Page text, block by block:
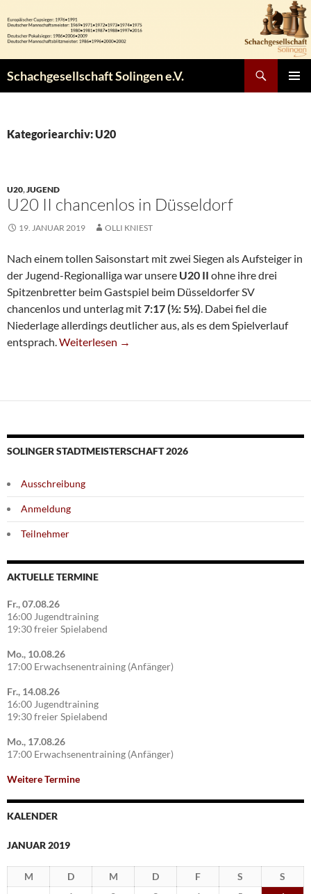
Inhalt
springen
Schachgesellschaft Solingen e.V.
Kategoriearchiv: U20
U20,JUGEND
U20 II chancenlos in Düsseldorf
19. JANUAR 2019 OLLI KNIEST
Nach einem tollen Saisonstart mit zwei Siegen als Aufsteiger in
der Jugend-Regionalliga war unsere U20 II ohne ihre drei
Spitzenbretter beim Gastspiel beim Düsseldorfer SV
chancenlos und unterlag mit7:17 (½: 5½). Dabei fiel die
Niederlage allerdings deutlicher aus, als es dem Spielverlauf
entsprach.U20 II Chancenlos In Düsseldorf
Weiterlesen →
SOLINGER STADTMEISTERSCHAFT 2026
Ausschreibung
Anmeldung
Teilnehmer
AKTUELLE TERMINE
Fr., 07.08.26
16:00 Jugendtraining
19:30 freier Spielabend
Mo., 10.08.26
17:00 Erwachsenentraining (Anfänger)
Fr., 14.08.26
16:00 Jugendtraining
19:30 freier Spielabend
Mo., 17.08.26
17:00 Erwachsenentraining (Anfänger)
Weitere Termine
KALENDER
JANUAR 2019
M D M D F S
S